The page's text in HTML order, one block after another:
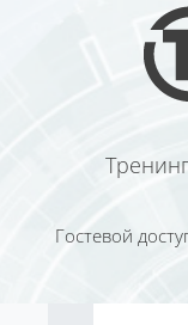
Перейти к основному
Гостевой
Блоки